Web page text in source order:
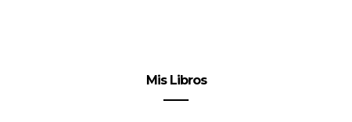
Mis Libros